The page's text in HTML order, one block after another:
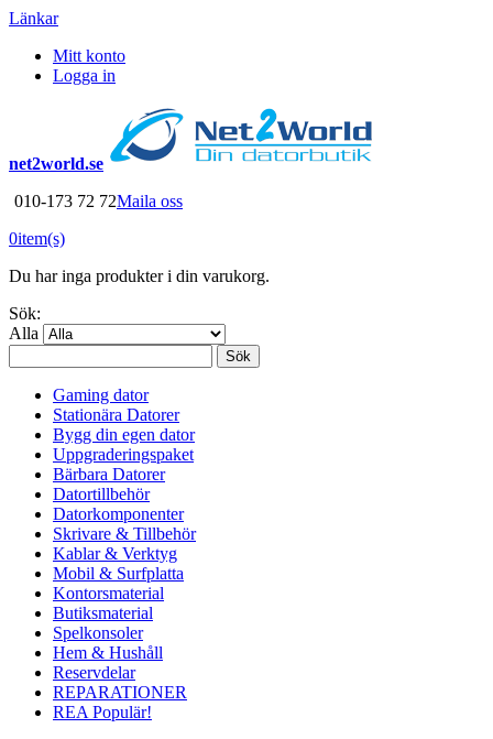
Länkar
Mitt konto
Logga in
net2world.se
010-173 72 72Maila oss
0item(s)
Du har inga produkter i din varukorg.
Sök:
Alla
Sök
Gaming dator
Stationära Datorer
Bygg din egen dator
Uppgraderingspaket
Bärbara Datorer
Datortillbehör
Datorkomponenter
Skrivare & Tillbehör
Kablar & Verktyg
Mobil & Surfplatta
Kontorsmaterial
Butiksmaterial
Spelkonsoler
Hem & Hushåll
Reservdelar
REPARATIONER
REA Populär!